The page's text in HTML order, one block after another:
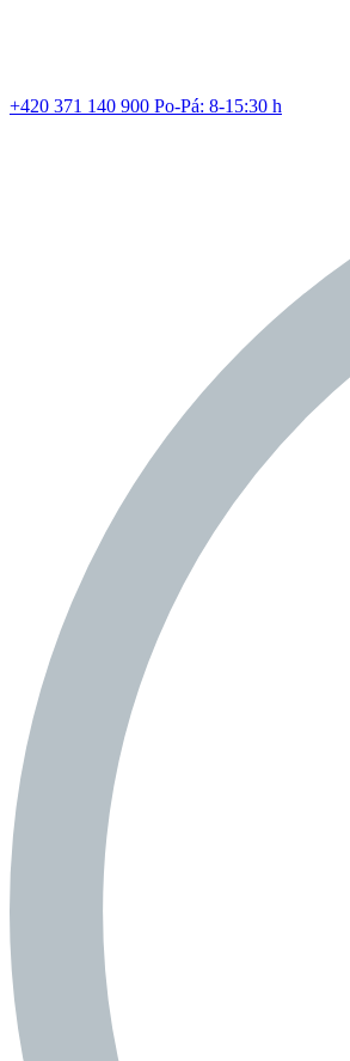
+420 371 140 900 Po-Pá: 8-15:30 h